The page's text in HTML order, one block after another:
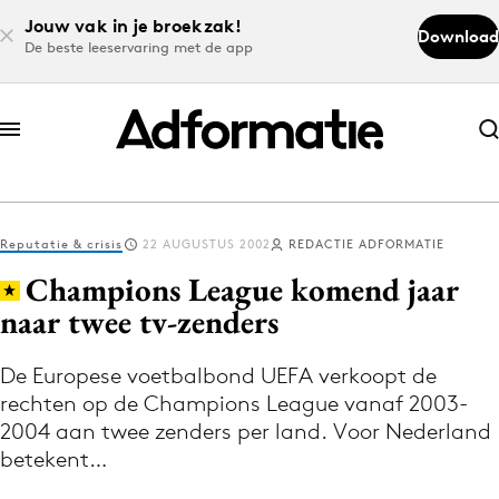
Jouw vak in je broekzak!
De beste leeservaring met de app
Download
Abonneer nu
Abonneer nu
Log in
Volg het laatste nieuws via de Adformatie
Nieuws app
Reputatie & crisis 22 AUGUSTUS 2002 REDACTIE ADFORMATIE
Champions League komend jaar
naar twee tv-zenders
De Europese voetbalbond UEFA verkoopt de
rechten op de Champions League vanaf 2003-
2004 aan twee zenders per land. Voor Nederland
betekent…